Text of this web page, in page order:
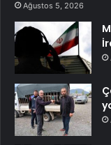
Ağustos 5, 2026